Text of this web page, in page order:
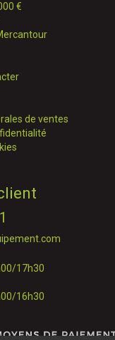
€
de ventes
17h30
16h30